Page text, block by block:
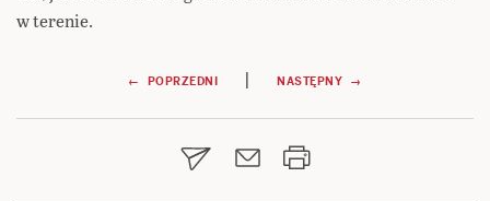
w terenie.
Nawigacja
wpisu
← POPRZEDNI | NASTĘPNY →